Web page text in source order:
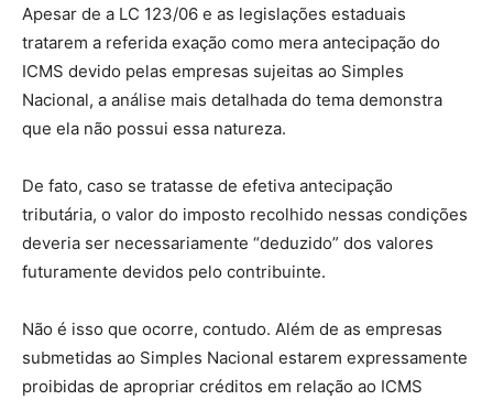
Apesar de a LC 123/06 e as legislações estaduais
tratarem a referida exação como mera antecipação do
ICMS devido pelas empresas sujeitas ao Simples
Nacional, a análise mais detalhada do tema demonstra
que ela não possui essa natureza.
De fato, caso se tratasse de efetiva antecipação
tributária, o valor do imposto recolhido nessas condições
deveria ser necessariamente “deduzido” dos valores
futuramente devidos pelo contribuinte.
Não é isso que ocorre, contudo. Além de as empresas
submetidas ao Simples Nacional estarem expressamente
proibidas de apropriar créditos em relação ao ICMS